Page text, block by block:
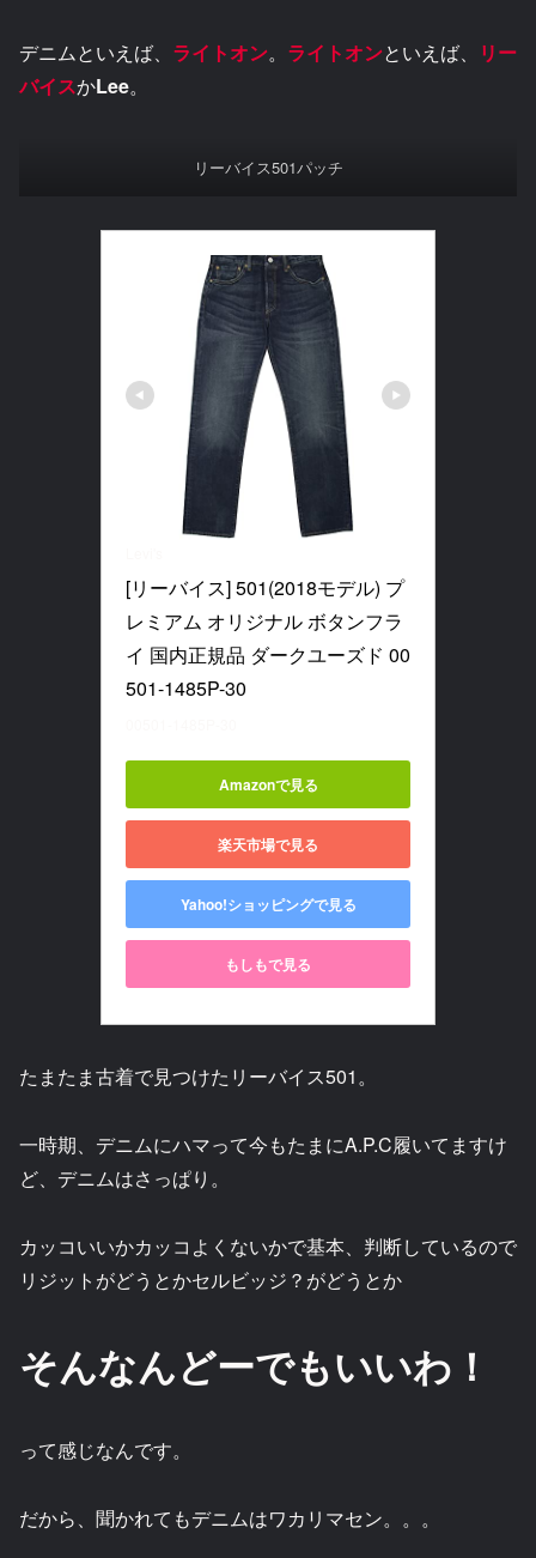
デニムといえば、 ライトオン。 ライトオンといえば、
リー
バイスかLee。
リーバイス501パッチ
[リーバイス] 501(2018モデル) プ
レミアム オリジナル ボタンフラ
イ 国内正規品 ダークユーズド 00
501-1485P-30
Amazonで見る
楽天市場で見る
Yahoo!ショッピングで見る
もしもで見る
たまたま古着で見つけたリーバイス501。
一時期、デニムにハマって今もたまにA.P.C履いてますけ
ど、デニムはさっぱり。
カッコいいかカッコよくないかで基本、判断しているので
リジットがどうとかセルビッジ？がどうとか
そんなんどーでもいいわ！
って感じなんです。
だから、聞かれてもデニムはワカリマセン。。。